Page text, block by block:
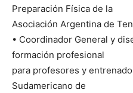
Preparación Física de la
Asociación Argentina de
• Coordinador General y
formación profesional
para profesores y
Sudamericano de